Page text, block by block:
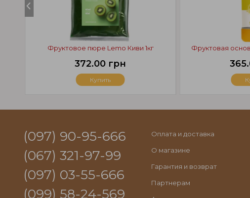
Фруктовое пюре Lemo Киви 1кг
372.00 грн
Купить
Фруктовая
(097) 90-95-666
(067) 321-97-99
(097) 03-55-666
(099) 58-24-569
Оплата и доставка
О магазине
Гарантия и возврат
Партнерам